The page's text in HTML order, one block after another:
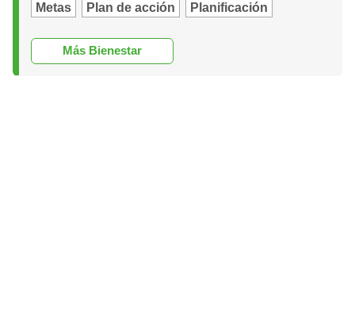
Metas Plan de acción Planificación
Más Bienestar